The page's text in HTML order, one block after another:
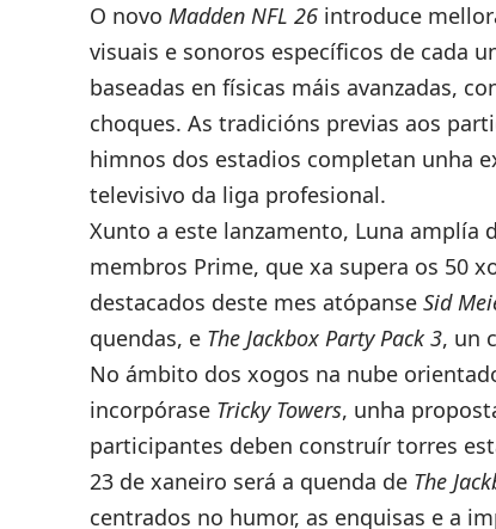
O novoMadden NFL 26 introduce
visuais e sonoros específicos de cada
baseadas en físicas máis avanzadas,
choques. As tradicións previas aos
himnos dos estadios completan unha
televisivo da liga profesional.
Xunto a este lanzamento, Luna
membros Prime, que xa supera os 50
destacados deste mes atópanseSid
quendas, e The Jackbox Party Pack 3, un
No ámbito dos xogos na nube
incorpórase Tricky Towers, unha
participantes deben construír torres
23 de xaneiro será a quenda de The
centrados no humor, as enquisas e a